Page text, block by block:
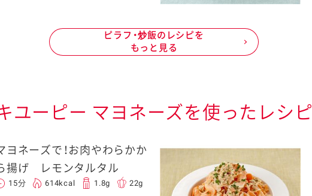
ピラフ・炒飯のレシピを
もっと見る
ユーピー マヨネーズを使ったレシピ
ヨネーズで！お肉やわらかか
揚げ レモンタルタル
15分 614kcal 1.8g 22g